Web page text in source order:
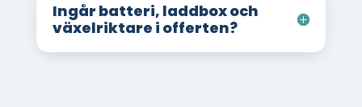
Ingår batteri, laddbox och
växelriktare i offerten?